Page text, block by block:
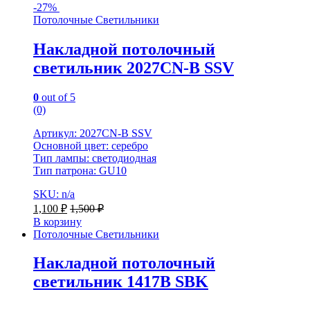
-27%
Потолочные Светильники
Накладной потолочный
светильник 2027CN-B SSV
0 out of 5
(0)
Артикул: 2027CN-B SSV
Основной цвет: серебро
Тип лампы: светодиодная
Тип патрона: GU10
SKU: n/a
1,100 ₽ 1,500₽
В корзину
Потолочные Светильники
Накладной потолочный
светильник 1417B SBK